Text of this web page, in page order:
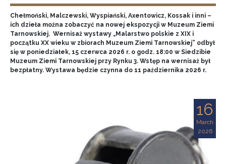
Chełmoński, Malczewski, Wyspiański, Axentowicz, Kossak i inni –
ich dzieła można zobaczyć na nowej ekspozycji w Muzeum Ziemi
Tarnowskiej. Wernisaż wystawy „Malarstwo polskie z XIX i
początku XX wieku w zbiorach Muzeum Ziemi Tarnowskiej” odbył
się w poniedziałek, 15 czerwca 2026 r. o godz. 18:00 w Siedzibie
Muzeum Ziemi Tarnowskiej przy Rynku 3. Wstęp na wernisaż był
bezpłatny. Wystawa będzie czynna do 11 października 2026 r.
16
March
2026